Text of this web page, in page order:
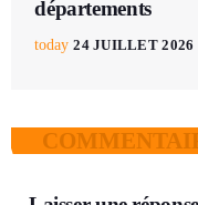
départements
today 24 JUILLET 2026